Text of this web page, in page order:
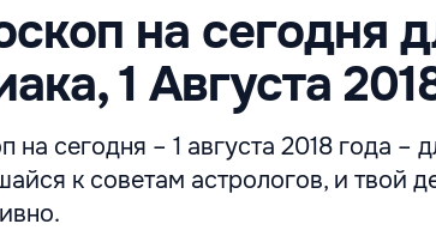
на сегодня
1 Августа
на сегодня – 1 августа 2018 года –
к советам астрологов, и твой